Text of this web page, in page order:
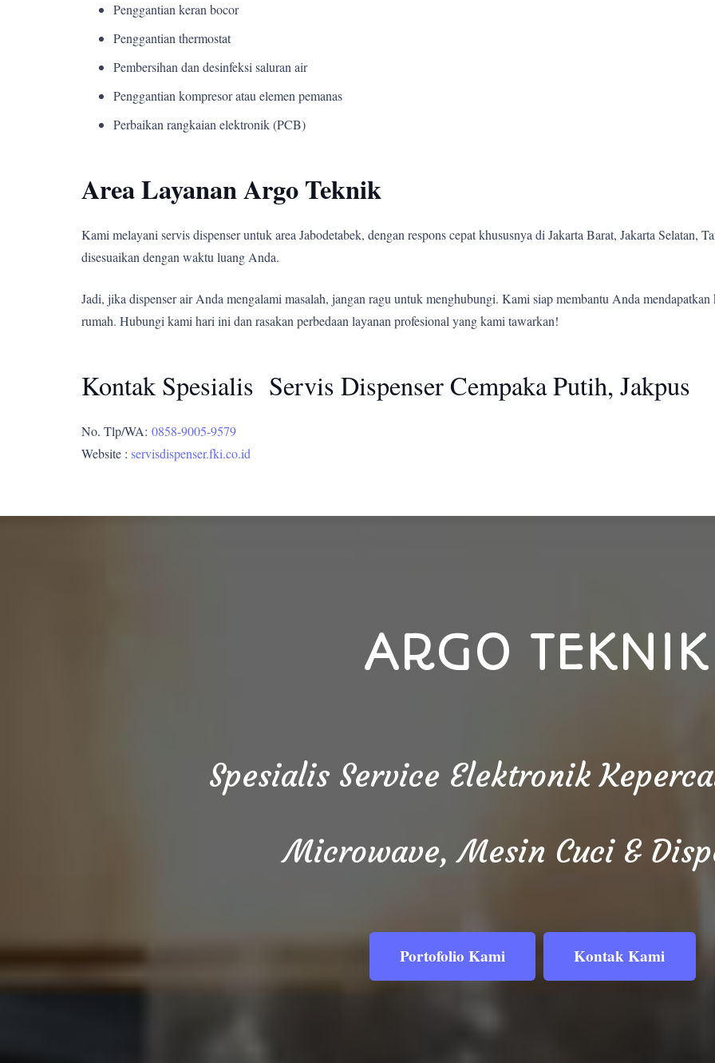
Penggantian keran bocor
Penggantian thermostat
Pembersihan dan desinfeksi saluran air
Penggantian kompresor atau elemen pemanas
Perbaikan rangkaian elektronik (PCB)
Area Layanan Argo Teknik
Kami melayani servis dispenser untuk area Jabodetabek, dengan respons cepat khususnya di Jakarta Barat, Jakarta Selatan,
disesuaikan dengan waktu luang Anda.
Jadi, jika dispenser air Anda mengalami masalah, jangan ragu untuk menghubungi. Kami siap membantu Anda
rumah. Hubungi kami hari ini dan rasakan perbedaan layanan profesional yang kami tawarkan!
Kontak Spesialis Servis Dispenser Cempaka Putih, Jakpus
No. Tlp/WA: 0858-9005-9579
Website : servisdispenser.fki.co.id
ARGO TEKNIK
Spesialis Service Elektronik
Microwave, Mesin Cuci &
Portofolio Kami Kontak Kami